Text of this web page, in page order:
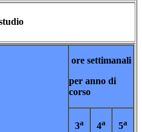
ore settimanali
per anno di
corso
3a 4a 5a